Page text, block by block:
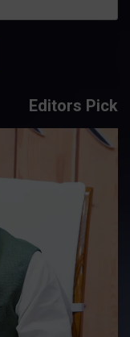
Editors Pick